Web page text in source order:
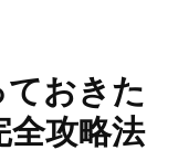
おきた
全攻略法